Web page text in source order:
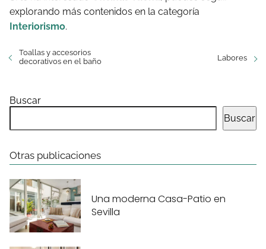
explorando más contenidos en la categoría
Interiorismo.
Toallas y accesorios
decorativos en el baño
Labores
Buscar
Buscar
Otras publicaciones
Una moderna Casa-Patio en
Sevilla